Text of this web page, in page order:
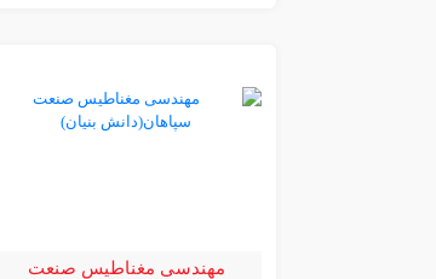
مهندسی مغناطیس صنعت